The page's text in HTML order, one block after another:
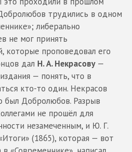
трудились в одном
либерально
не мог принять
которые проповедовал его
дал Н. А. Некрасову —
— понять, что в
кто-то один. Некрасов
был Добролюбов. Разрыв
не прошёл для
незамеченным, и Ю. Г.
(1865), которая — вот